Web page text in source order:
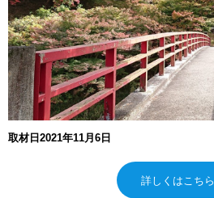
取材日2021年11月6日
詳しくはこちら